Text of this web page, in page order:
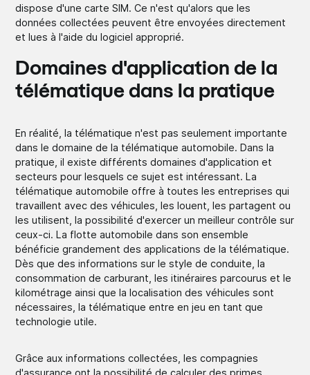
dispose d'une carte SIM. Ce n'est qu'alors que les
données collectées peuvent être envoyées directement
et lues à l'aide du logiciel approprié.
Domaines d'application de la
télématique dans la pratique
En réalité, la télématique n'est pas seulement importante
dans le domaine de la télématique automobile. Dans la
pratique, il existe différents domaines d'application et
secteurs pour lesquels ce sujet est intéressant. La
télématique automobile offre à toutes les entreprises qui
travaillent avec des véhicules, les louent, les partagent ou
les utilisent, la possibilité d'exercer un meilleur contrôle sur
ceux-ci. La flotte automobile dans son ensemble
bénéficie grandement des applications de la télématique.
Dès que des informations sur le style de conduite, la
consommation de carburant, les itinéraires parcourus et le
kilométrage ainsi que la localisation des véhicules sont
nécessaires, la télématique entre en jeu en tant que
technologie utile.
Grâce aux informations collectées, les compagnies
d'assurance ont la possibilité de calculer des primes